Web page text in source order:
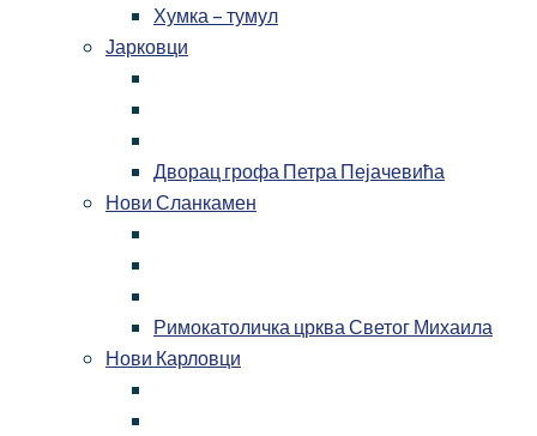
Хумка – тумул
Јарковци
Дворац грофа Петра Пејачевића
Нови Сланкамен
Римокатоличка црква Светог Михаила
Нови Карловци